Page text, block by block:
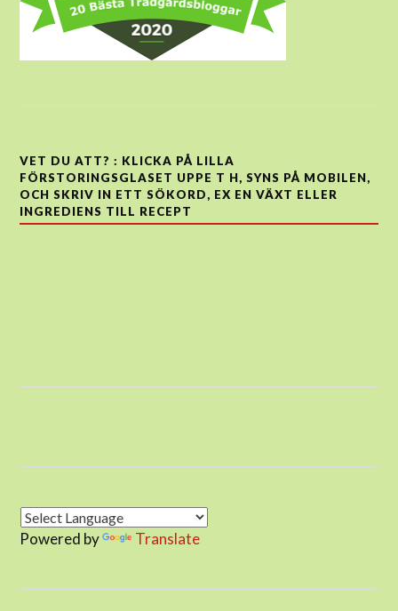
VET DU ATT? : KLICKA PÅ LILLA
FÖRSTORINGSGLASET UPPE T H, SYNS PÅ MOBILEN,
OCH SKRIV IN ETT SÖKORD, EX EN VÄXT ELLER
INGREDIENS TILL RECEPT
Powered by Translate